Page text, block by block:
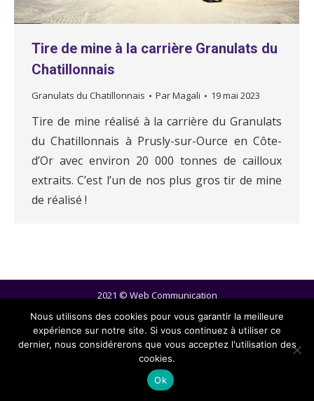
Tire de mine à la carrière Granulats du
Chatillonnais
Granulats du Chatillonnais ParMagali 19 mai 2023
Tire de mine réalisé à la carrière du Granulats
du Chatillonnais à Prusly-sur-Ource en Côte-
d’Or avec environ 20 000 tonnes de cailloux
extraits. C’est l’un de nos plus gros tir de mine
de réalisé !
2021 © Web Communication
Mentions légales
Nous utilisons des cookies pour vous garantir la meilleure
expérience sur notre site. Si vous continuez à utiliser ce
dernier, nous considérerons que vous acceptez l'utilisation des
cookies.
Ok